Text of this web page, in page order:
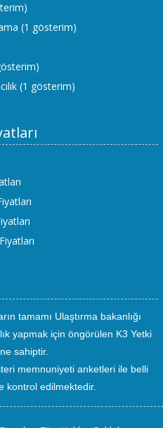
(1 gösterim)
(1 gösterim)
tamamı Ulaştırma bakanlığı
yapmak için öngörülen K3 Yetki
sahiptir.
memnuniyeti anketleri ile belli
kontrol edilmektedir.